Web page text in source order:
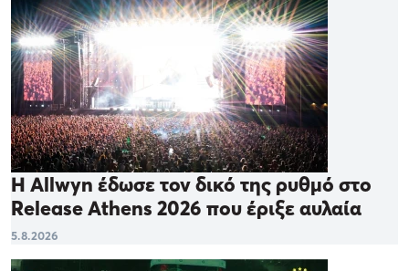
Η Allwyn έδωσε τον δικό της ρυθμό στο
Release Athens 2026 που έριξε αυλαία
5.8.2026